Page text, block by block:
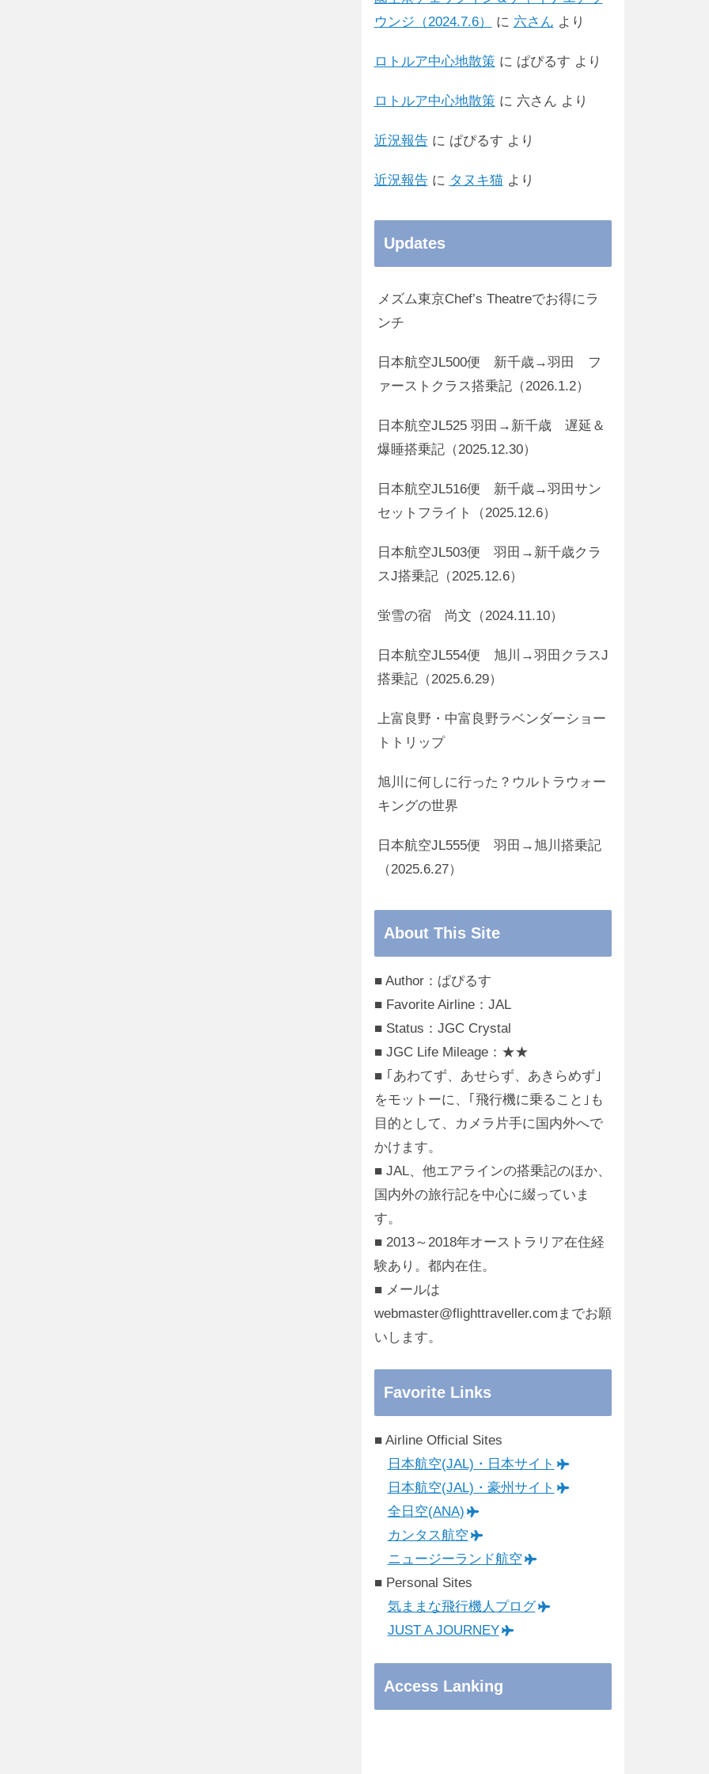
ウンジ（2024.7.6）
に 六さん より
ロトルア中心地散策 に ぱぴるす より
ロトルア中心地散策 に 六さん より
近況報告に ぱぴるす より
近況報告に タヌキ猫より
Updates
メズム東京Chef’s Theatreでお得にラ
ンチ
日本航空JL500便 新千歳→羽田 フ
ァーストクラス搭乗記（2026.1.2）
日本航空JL525 羽田→新千歳 遅延＆
爆睡搭乗記（2025.12.30）
日本航空JL516便 新千歳→羽田サン
セットフライト（2025.12.6）
日本航空JL503便 羽田→新千歳クラ
スJ搭乗記（2025.12.6）
蛍雪の宿 尚文（2024.11.10）
日本航空JL554便 旭川→羽田クラスJ
搭乗記（2025.6.29）
上富良野・中富良野ラベンダーショー
トトリップ
旭川に何しに行った？ウルトラウォー
キングの世界
日本航空JL555便 羽田→旭川搭乗記
（2025.6.27）
About This Site
■ Author：ぱぴるす
■ Favorite Airline：JAL
■ Status：JGC Crystal
■ JGC Life Mileage：★★
■ ｢あわてず、あせらず、あきらめず｣
をモットーに、｢飛行機に乗ること｣も
目的として、カメラ片手に国内外へで
かけます。
■ JAL、他エアラインの搭乗記のほか、
国内外の旅行記を中心に綴っていま
す。
■ 2013～2018年オーストラリア在住経
験あり。都内在住。
■ メールは
webmaster@flighttraveller.comまでお願
いします。
Favorite Links
■ Airline Official Sites
日本航空(JAL)・日本サイト
日本航空(JAL)・豪州サイト
全日空(ANA)
カンタス航空
ニュージーランド航空
■ Personal Sites
気ままな飛行機人プログ
JUST A JOURNEY
Access Lanking